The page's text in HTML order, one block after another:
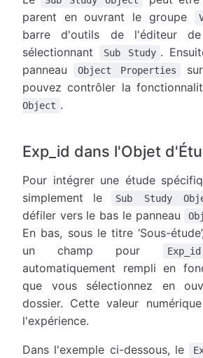
parent en ouvrant le groupe
barre d'outils de l'éditeur
sélectionnant
Sub Study .
panneau
Object Properties
pouvez contrôler la
Object .
Exp_id dans l'Objet
Pour intégrer une étude
simplement le
Sub Study
défiler vers le bas le panneau
En bas, sous le titre ‘Sous-
un champ pour
Exp_id
automatiquement rempli en
que vous sélectionnez en
dossier. Cette valeur
l'expérience.
Dans l'exemple ci-dessous, le